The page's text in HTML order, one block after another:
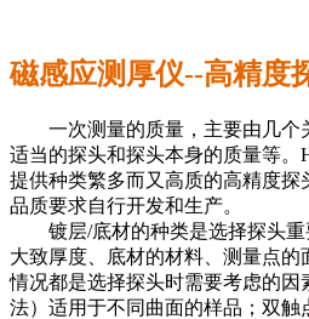
磁感应测厚仪--高精度
一次测量的质量，主要由几个
适当的探头和探头本身的质量等。
提供种类繁多而又高质的高精度探
品质要求自行开发和生产。
镀层/底材的种类是选择探头重
大致厚度、底材的材料、测量点
情况都是选择探头时需要考虑的因
法）适用于不同曲面的样品；双触